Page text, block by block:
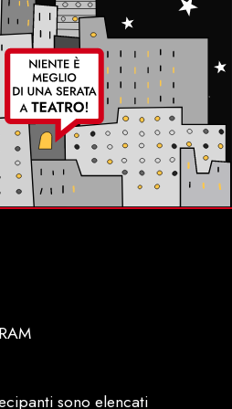
sono elencati